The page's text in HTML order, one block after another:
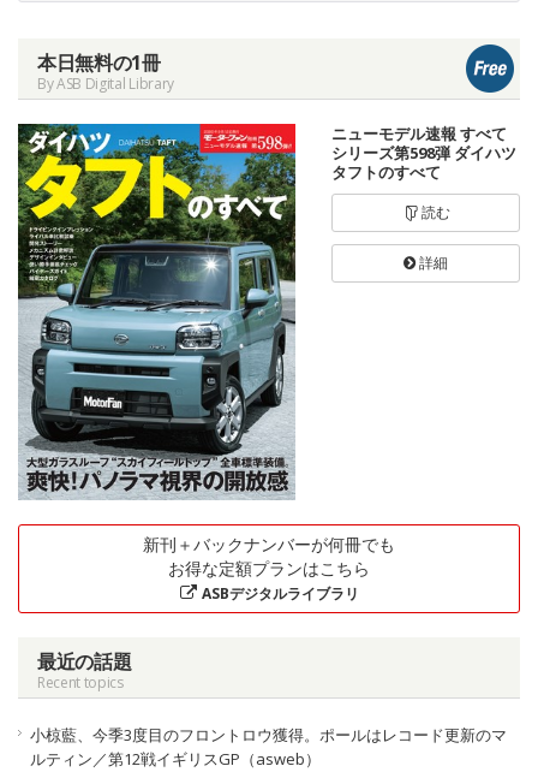
本日無料の1冊
By ASB Digital Library
ニューモデル速報 すべて
シリーズ第598弾 ダイハツ
タフトのすべて
読む
詳細
新刊＋バックナンバーが何冊でも
お得な定額プランはこちら
ASBデジタルライブラリ
最近の話題
Recent topics
小椋藍、今季3度目のフロントロウ獲得。ポールはレコード更新のマ
ルティン／第12戦イギリスGP（asweb）